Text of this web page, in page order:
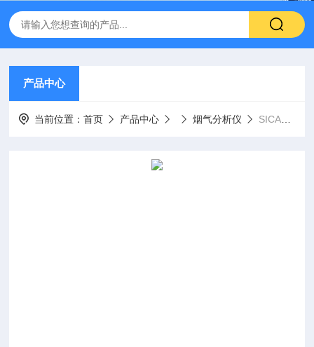
产品中心
当前位置：首页 产品中心 烟气分析仪 SICA230手持式气体检测仪全自动烟气测定仪器